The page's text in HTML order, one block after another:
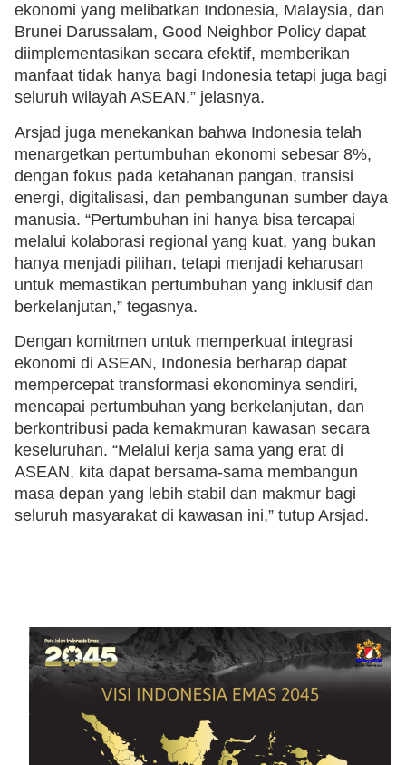
ekonomi yang melibatkan Indonesia, Malaysia, dan
Brunei Darussalam, Good Neighbor Policy dapat
diimplementasikan secara efektif, memberikan
manfaat tidak hanya bagi Indonesia tetapi juga bagi
seluruh wilayah ASEAN,” jelasnya.
Arsjad juga menekankan bahwa Indonesia telah
menargetkan pertumbuhan ekonomi sebesar 8%,
dengan fokus pada ketahanan pangan, transisi
energi, digitalisasi, dan pembangunan sumber daya
manusia. “Pertumbuhan ini hanya bisa tercapai
melalui kolaborasi regional yang kuat, yang bukan
hanya menjadi pilihan, tetapi menjadi keharusan
untuk memastikan pertumbuhan yang inklusif dan
berkelanjutan,” tegasnya.
Dengan komitmen untuk memperkuat integrasi
ekonomi di ASEAN, Indonesia berharap dapat
mempercepat transformasi ekonominya sendiri,
mencapai pertumbuhan yang berkelanjutan, dan
berkontribusi pada kemakmuran kawasan secara
keseluruhan. “Melalui kerja sama yang erat di
ASEAN, kita dapat bersama-sama membangun
masa depan yang lebih stabil dan makmur bagi
seluruh masyarakat di kawasan ini,” tutup Arsjad.